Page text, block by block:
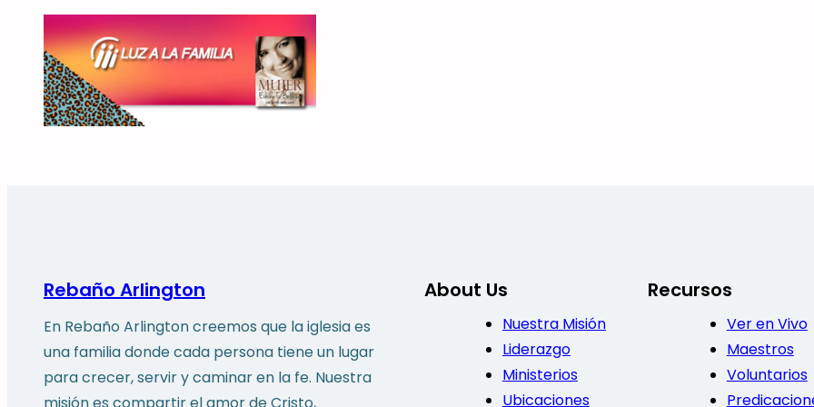
Rebaño Arlington
En Rebaño Arlington creemos que la iglesia es
una familia donde cada persona tiene un lugar
para crecer, servir y caminar en la fe. Nuestra
About Us
Nuestra Misión
Liderazgo
Ministerios
Ubicaciones
Recursos
Ver en Vivo
Maestros
Voluntarios